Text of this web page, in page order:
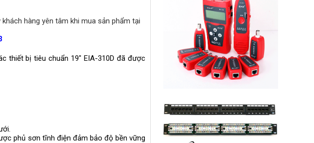
khách hàng yên tâm khi mua sản phẩm tại
thiết bị tiêu chuẩn 19″ EIA-310D đã được
phủ sơn tĩnh điện đảm bảo độ bền vững